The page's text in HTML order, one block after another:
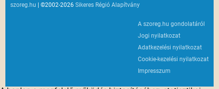
szoreg.hu | ©2002-2026Sikeres Régió Alapítvány
A szoreg.hu gondolatáról
Jogi nyilatkozat
Adatkezelési nyilatkozat
Cookie-kezelési nyilatkozat
Impresszum